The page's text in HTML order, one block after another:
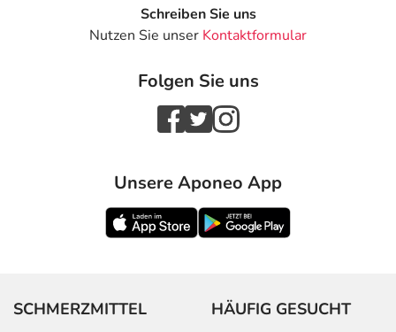
Schreiben Sie uns
Nutzen Sie unser Kontaktformular
Folgen Sie uns
Unsere Aponeo App
SCHMERZMITTEL HÄUFIG GESUCHT